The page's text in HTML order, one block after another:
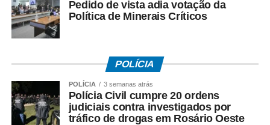
Supremo Tribunal Federal após manifestação da
Procuradoria-Geral da República.
A Operação Heritage apura se houve irregularidades na
acordo com a Oi.
Entre os crimes investigados estão: *organização
Pedido de vista adia votação da
Política de Minerais Críticos
POLÍCIA
POLÍCIA 3 semanas atrás
Polícia Civil cumpre 20 ordens
judiciais contra investigados por
tráfico de drogas em Rosário Oeste